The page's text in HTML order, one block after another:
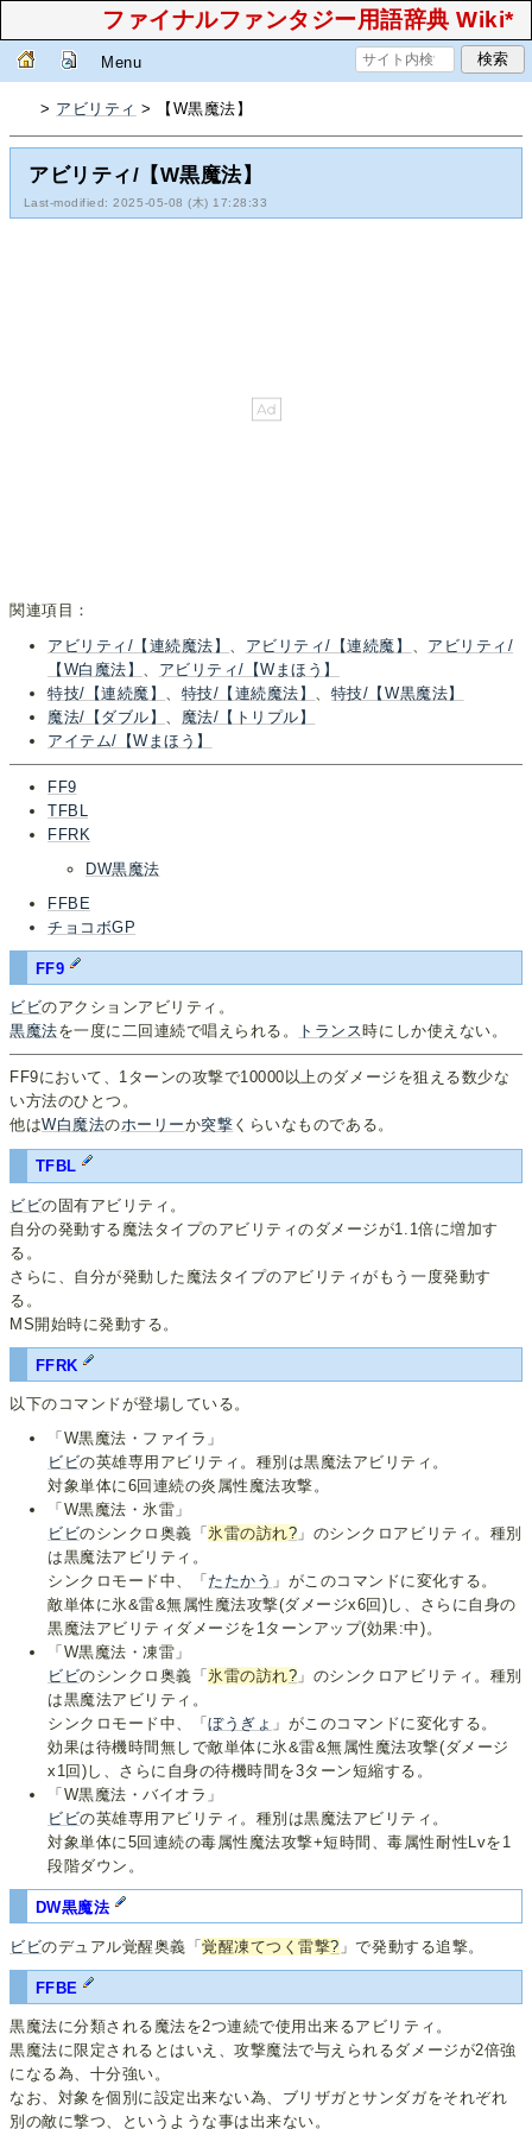
ファイナルファンタジー用語辞典 Wiki*
Menu
> アビリティ > 【W黒魔法】
アビリティ/【W黒魔法】
Last-modified: 2025-05-08 (木) 17:28:33
関連項目：
アビリティ/【連続魔法】
アビリティ/【連続魔】
アビリティ/
【W白魔法】
アビリティ/【Wまほう】
特技/【連続魔】
特技/【連続魔法】
特技/【W黒魔法】
魔法/【ダブル】
魔法/【トリプル】
アイテム/【Wまほう】
FF9
TFBL
FFRK
DW黒魔法
FFBE
チョコボGP
FF9
ビビのアクションアビリティ。
黒魔法を一度に二回連続で唱えられる。 トランス時にしか使えない。
FF9において、1ターンの攻撃で10000以上のダメージを狙える数少な
い方法のひとつ。
他はW白魔法のホーリーか突撃 くらいなものである。
TFBL
ビビの固有アビリティ。
自分の発動する魔法タイプのアビリティのダメージが1.1倍に増加す
る。
さらに、自分が発動した魔法タイプのアビリティがもう一度発動す
る。
MS開始時に発動する。
FFRK
以下のコマンドが登場している。
「W黒魔法・ファイラ」
ビビの英雄専用アビリティ。種別は黒魔法アビリティ。
対象単体に6回連続の炎属性魔法攻撃。
「W黒魔法・氷雷」
ビビのシンクロ奥義「氷雷の訪れ? 」のシンクロアビリティ。種別
は黒魔法アビリティ。
シンクロモード中、「 たたかう 」がこのコマンドに変化する。
敵単体に氷&雷&無属性魔法攻撃(ダメージx6回)し、さらに自身の
黒魔法アビリティダメージを1ターンアップ(効果:中)。
「W黒魔法・凍雷」
ビビのシンクロ奥義「氷雷の訪れ? 」のシンクロアビリティ。種別
は黒魔法アビリティ。
シンクロモード中、「ぼうぎょ 」がこのコマンドに変化する。
効果は待機時間無しで敵単体に氷&雷&無属性魔法攻撃(ダメージ
x1回)し、さらに自身の待機時間を3ターン短縮する。
「W黒魔法・バイオラ」
ビビの英雄専用アビリティ。種別は黒魔法アビリティ。
対象単体に5回連続の毒属性魔法攻撃+短時間、毒属性耐性Lvを1
段階ダウン。
DW黒魔法
ビビのデュアル覚醒奥義「覚醒凍てつく雷撃? 」で発動する追撃。
FFBE
黒魔法に分類される魔法を2つ連続で使用出来るアビリティ。
黒魔法に限定されるとはいえ、攻撃魔法で与えられるダメージが2倍強
になる為、十分強い。
なお、対象を個別に設定出来ない為、ブリザガとサンダガをそれぞれ
別の敵に撃つ、というような事は出来ない。